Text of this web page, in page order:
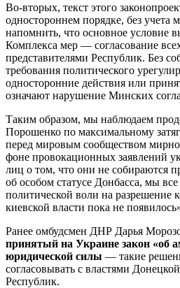
Во-вторых, текст этого
одностороннем порядке, без учета
напомнить, что основное условие
Комплекса мер — согласование
представителями Республик. Без
требования политического
односторонние действия или
означают нарушение Минских
Таким образом, мы наблюдаем
Порошенко по максимальному
перед мировым сообществом
фоне провокационных заявлений
лиц о том, что они не собираются
об особом статусе Донбасса, мы
политической воли на разрешение
киевской власти пока не
Ранее омбудсмен ДНР Дарья
принятый на Украине закон «об
юридической силы — такие
согласовывать с властями
Республик.